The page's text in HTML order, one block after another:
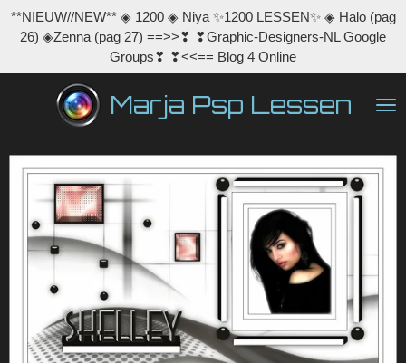
Ga
direct
de
hoofdinhoud
Marja Psp Lessen
**NIEUW//NEW** ◈ 1200 ◈ Niya ✨1200 LESSEN✨ ◈ Halo (pag
26) ◈Zenna (pag 27) ==>>❣ ❣Graphic-Designers-NL Google
Groups❣ ❣<<== Blog 4 Online